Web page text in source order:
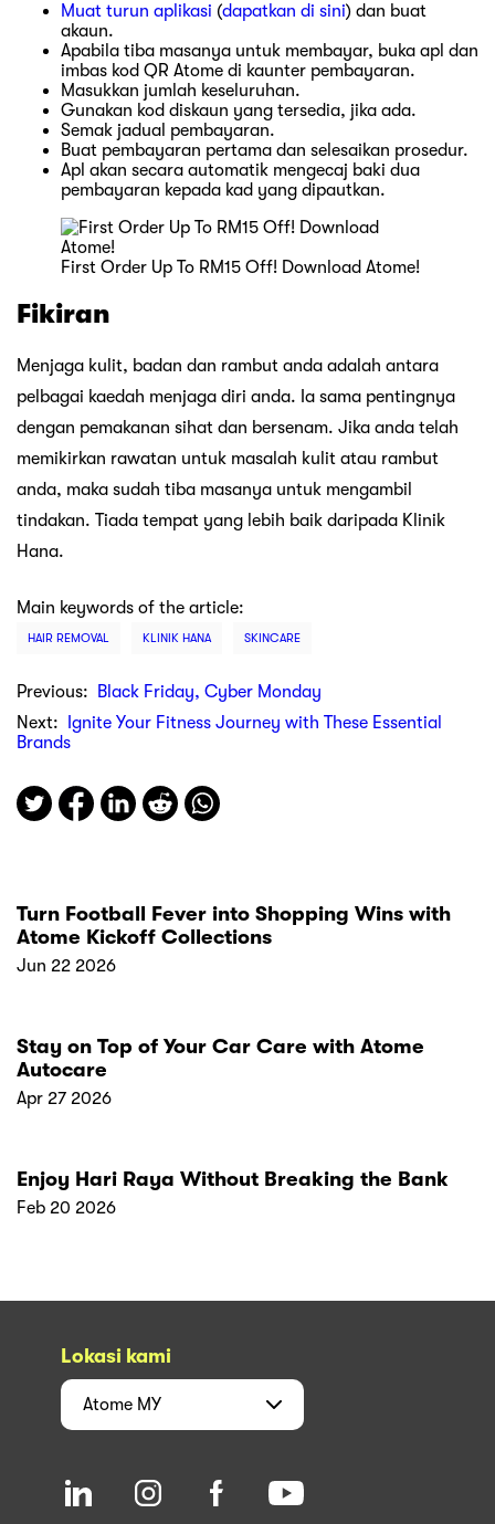
Muat turun aplikasi (dapatkan di sini) dan buat
akaun.
Apabila tiba masanya untuk membayar, buka apl dan
imbas kod QR Atome di kaunter pembayaran.
Masukkan jumlah keseluruhan.
Gunakan kod diskaun yang tersedia, jika ada.
Semak jadual pembayaran.
Buat pembayaran pertama dan selesaikan prosedur.
Apl akan secara automatik mengecaj baki dua
pembayaran kepada kad yang dipautkan.
First Order Up To RM15 Off! Download Atome!
Fikiran
Menjaga kulit, badan dan rambut anda adalah antara
pelbagai kaedah menjaga diri anda. Ia sama pentingnya
dengan pemakanan sihat dan bersenam. Jika anda telah
memikirkan rawatan untuk masalah kulit atau rambut
anda, maka sudah tiba masanya untuk mengambil
tindakan. Tiada tempat yang lebih baik daripada Klinik
Hana.
Main keywords of the article:
HAIR REMOVAL KLINIK HANA SKINCARE
Previous:
Black Friday, Cyber Monday
Next:
Ignite Your Fitness Journey with These Essential
Brands
Turn Football Fever into Shopping Wins with
Atome Kickoff Collections
Jun 22 2026
Stay on Top of Your Car Care with Atome
Autocare
Apr 27 2026
Enjoy Hari Raya Without Breaking the Bank
Feb 20 2026
Lokasi kami
Atome MY